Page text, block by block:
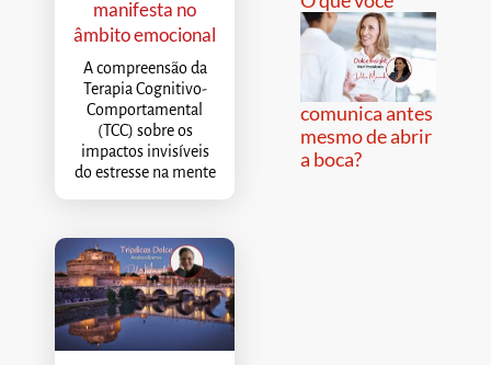
manifesta no
âmbito emocional
A compreensão da
Terapia Cognitivo-
Comportamental
(TCC) sobre os
impactos invisíveis
do estresse na mente
comunica antes
mesmo de abrir
a boca?